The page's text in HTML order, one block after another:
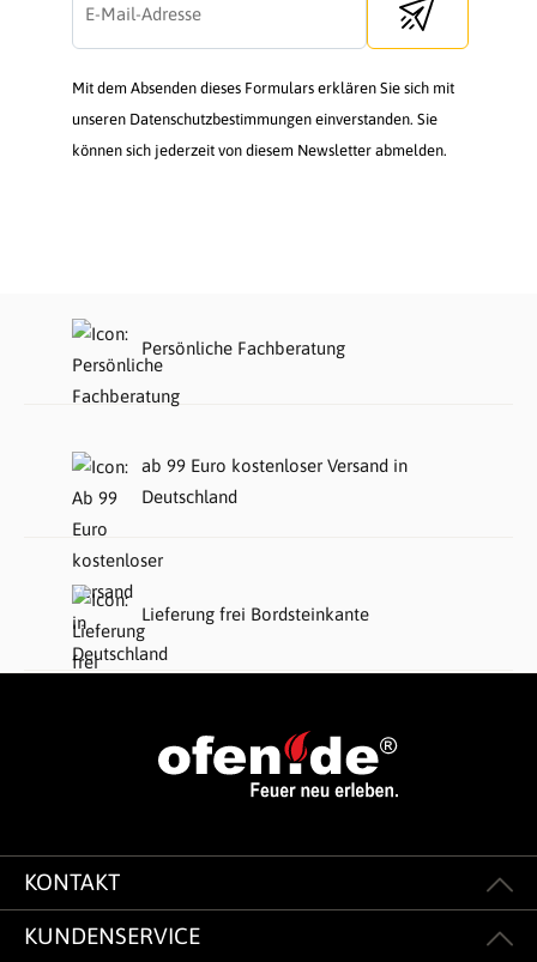
Send newsletter
Mit dem Absenden dieses Formulars erklären Sie sich mit
unseren Datenschutzbestimmungen einverstanden. Sie
können sich jederzeit von diesem Newsletter abmelden.
Persönliche Fachberatung
ab 99 Euro kostenloser Versand in
Deutschland
Lieferung frei Bordsteinkante
KONTAKT
KUNDENSERVICE